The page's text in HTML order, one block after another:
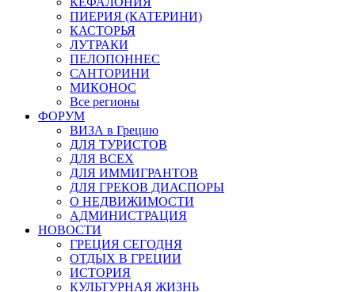
ПИЕРИЯ (КАТЕРИНИ)
КАСТОРЬЯ
ЛУТРАКИ
ПЕЛОПОННЕС
САНТОРИНИ
МИКОНОС
Все регионы
ФОРУМ
ВИЗА в Грецию
ДЛЯ ТУРИСТОВ
ДЛЯ ВСЕХ
ДЛЯ ИММИГРАНТОВ
ДЛЯ ГРЕКОВ ДИАСПОРЫ
О НЕДВИЖИМОСТИ
АДМИНИСТРАЦИЯ
НОВОСТИ
ГРЕЦИЯ СЕГОДНЯ
ОТДЫХ В ГРЕЦИИ
ИСТОРИЯ
КУЛЬТУРНАЯ ЖИЗНЬ